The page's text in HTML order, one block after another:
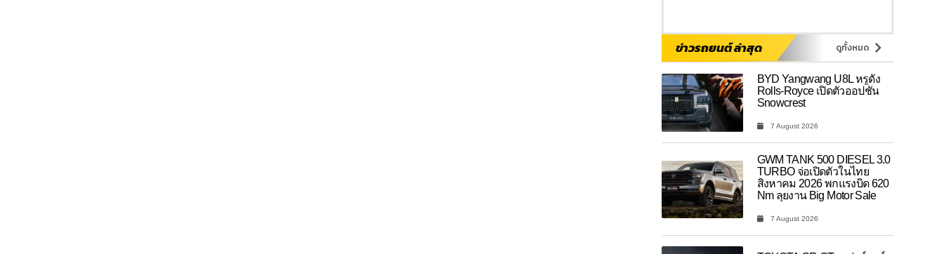
ข่าวรถยนต์ ล่าสุด ดูทั้งหมด
BYD Yangwang U8L หรูดั่ง
Rolls-Royce เปิดตัวออปชัน
Snowcrest
7 August 2026
GWM TANK 500 DIESEL 3.0
TURBO จ่อเปิดตัวในไทย
สิงหาคม 2026 พกแรงบิด 620
Nm ลุยงาน Big Motor Sale
7 August 2026